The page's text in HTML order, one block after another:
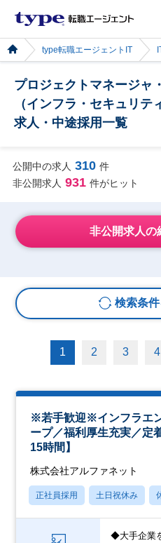
type転職エージェントIT
プロジェクトマネージャ
（インフラ・セキュリテ
求人・中途採用一覧
公開中の求人 310 件
非公開求人 931 件がヒット
非公開求人の
検索条
1 2 3 4
※若手歓迎※インフラエ
ープ／福利厚生充実／定
15時間】
株式会社アルファネット
正社員採用 土日祝休み
◆大手企業